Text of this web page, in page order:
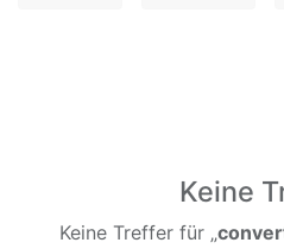
Keine
Keine Treffer für „